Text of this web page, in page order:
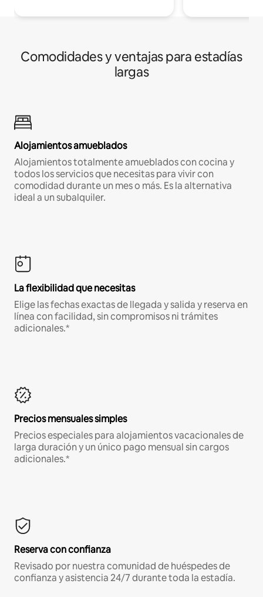
Comodidades y ventajas para estadías
largas
Alojamientos amueblados
Alojamientos totalmente amueblados con cocina y
todos los servicios que necesitas para vivir con
comodidad durante un mes o más. Es la alternativa
ideal a un subalquiler.
La flexibilidad que necesitas
Elige las fechas exactas de llegada y salida y reserva en
línea con facilidad, sin compromisos ni trámites
adicionales.*
Precios mensuales simples
Precios especiales para alojamientos vacacionales de
larga duración y un único pago mensual sin cargos
adicionales.*
Reserva con confianza
Revisado por nuestra comunidad de huéspedes de
confianza y asistencia 24/7 durante toda la estadía.